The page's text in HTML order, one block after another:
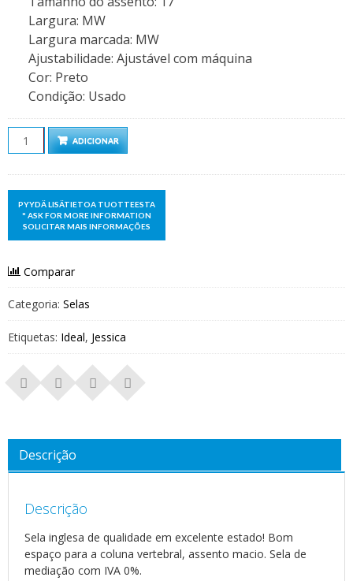
Largura: MW
Largura marcada: MW
Ajustabilidade: Ajustável com máquina
Cor: Preto
Condição: Usado
QuantidadeADICIONAR
Comparar
Categoria: Selas
Etiquetas: Ideal, Jessica
Descrição
Descrição
Sela inglesa de qualidade em excelente estado! Bom
espaço para a coluna vertebral, assento macio. Sela de
mediação com IVA 0%.